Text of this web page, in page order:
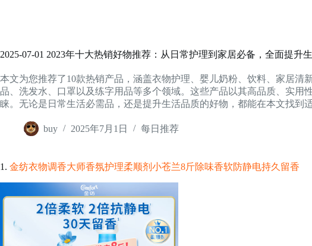
2025-07-01 2023年十大热销好物推荐：从日常护理到家居必备，全面提升
本文为您推荐了10款热销产品，涵盖衣物护理、婴儿奶粉、饮料、家居清
品、洗发水、口罩以及练字用品等多个领域。这些产品以其高品质、实用
睐。无论是日常生活必需品，还是提升生活品质的好物，都能在本文找到
buy 2025年7月1日 每日推荐
1. 金纺衣物调香大师香氛护理柔顺剂小苍兰8斤除味香软防静电持久留香